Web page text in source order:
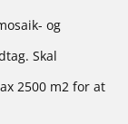
og
Skal
2500 m2 for at